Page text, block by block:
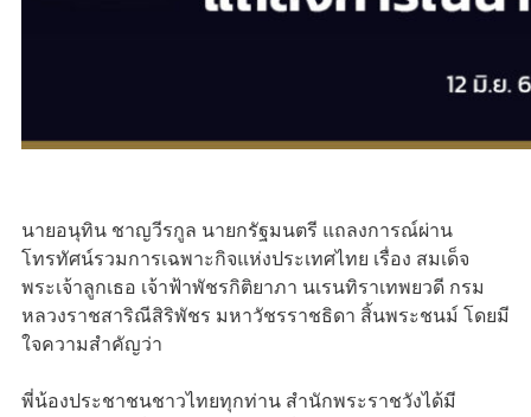
นายอนุทิน ชาญวีรกูล นายกรัฐมนตรี แถลงการณ์ผ่าน
โทรทัศน์รวมการเฉพาะกิจแห่งประเทศไทย เรื่อง สมเด็จ
พระเจ้าลูกเธอ เจ้าฟ้าพัชรกิติยาภา นเรนทิราเทพยวดี กรม
หลวงราชสาริณีสิริพัชร มหาวัชรราชธิดา สิ้นพระชนม์ โดยมี
ใจความสำคัญว่า
พี่น้องประชาชนชาวไทยทุกท่าน สำนักพระราชวังได้มี